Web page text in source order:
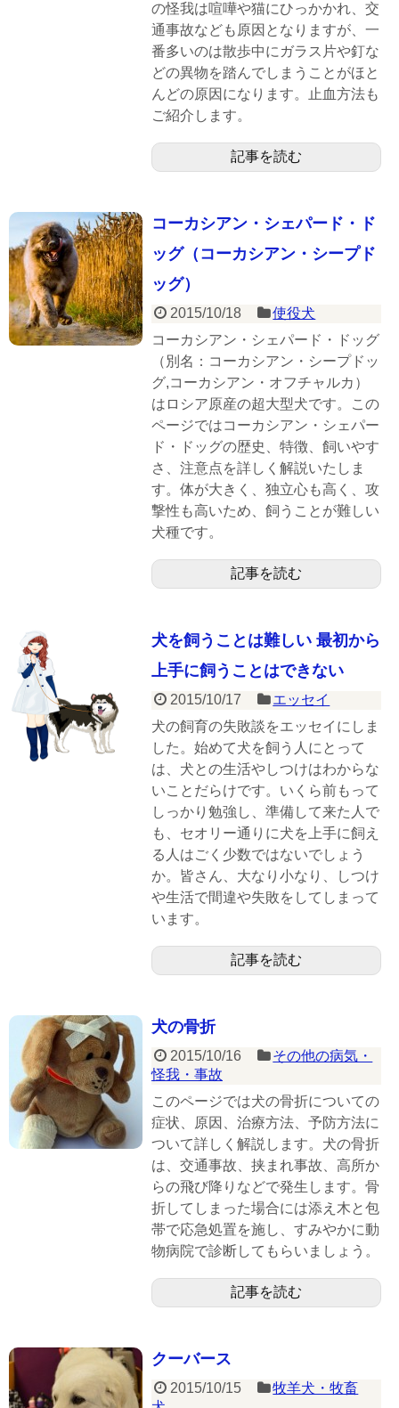
の怪我は喧嘩や猫にひっかかれ、交
通事故なども原因となりますが、一
番多いのは散歩中にガラス片や釘な
どの異物を踏んでしまうことがほと
んどの原因になります。止血方法も
ご紹介します。
記事を読む
コーカシアン・シェパード・ド
ッグ（コーカシアン・シープド
ッグ）
2015/10/18
使役犬
コーカシアン・シェパード・ドッグ
（別名：コーカシアン・シープドッ
グ,コーカシアン・オフチャルカ）
はロシア原産の超大型犬です。この
ページではコーカシアン・シェパー
ド・ドッグの歴史、特徴、飼いやす
さ、注意点を詳しく解説いたしま
す。体が大きく、独立心も高く、攻
撃性も高いため、飼うことが難しい
犬種です。
記事を読む
犬を飼うことは難しい 最初から
上手に飼うことはできない
2015/10/17
エッセイ
犬の飼育の失敗談をエッセイにしま
した。始めて犬を飼う人にとって
は、犬との生活やしつけはわからな
いことだらけです。いくら前もって
しっかり勉強し、準備して来た人で
も、セオリー通りに犬を上手に飼え
る人はごく少数ではないでしょう
か。皆さん、大なり小なり、しつけ
や生活で間違や失敗をしてしまって
います。
記事を読む
犬の骨折
2015/10/16
その他の病気・
怪我・事故
このページでは犬の骨折についての
症状、原因、治療方法、予防方法に
ついて詳しく解説します。犬の骨折
は、交通事故、挟まれ事故、高所か
らの飛び降りなどで発生します。骨
折してしまった場合には添え木と包
帯で応急処置を施し、すみやかに動
物病院で診断してもらいましょう。
記事を読む
クーバース
2015/10/15
牧羊犬・牧畜